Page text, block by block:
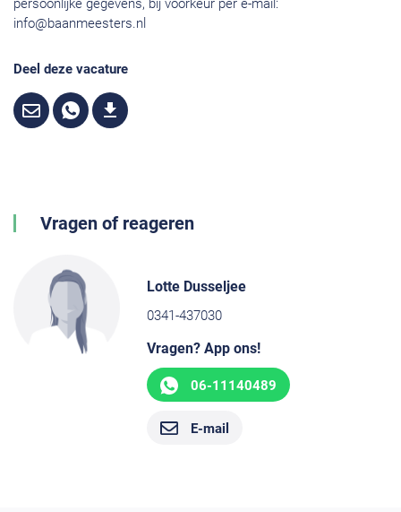
persoonlijke gegevens, bij voorkeur per e-mail:
info@baanmeesters.nl
Deel deze vacature
Vragen of reageren
Lotte Dusseljee
0341-437030
Vragen? App ons!
06-11140489
E-mail